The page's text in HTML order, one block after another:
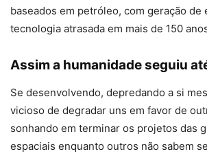
baseados em petróleo, com geração de
tecnologia atrasada em mais de 150
Assim a humanidade seguiu
Se desenvolvendo, depredando a si
vicioso de degradar uns em favor de
sonhando em terminar os projetos das
espaciais enquanto outros não sabem